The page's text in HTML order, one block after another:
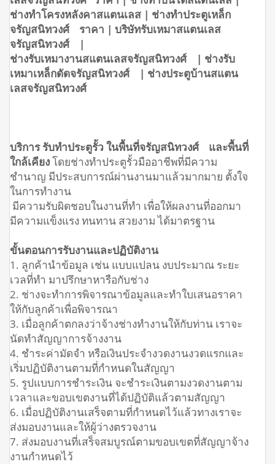
ช่างทำโครงหลังคาสแตนเลส | ช่างทำประตูเหล็ก
จรัญสนิทวงศ์ ราคา | บริษัทรับเหมาสแตนเลส
จรัญสนิทวงศ์ |
ช่างรับเหมางานสแตนเลสจรัญสนิทวงศ์ | ช่างรับ
เหมาเหล็กดัดจรัญสนิทวงศ์ | ช่างประตูบ้านสแตน
เลสจรัญสนิทวงศ์
บริการ รับทำประตูรั้ว ในพื้นที่จรัญสนิทวงศ์ และพื้นที่
ใกล้เคียงโดยช่างทำประตูรั้วมืออาชีพที่มีความ
ชำนาญ มีประสบการณ์ผ่านงานมาแล้วมากมาย ตั้งใจ
ในการทำงาน
มีความรับผิดชอบในงานที่ทำ เพื่อให้ผลงานที่ออกมา
มีความแข็งแรง ทนทาน สวยงาม ได้มาตรฐาน
ขั้นตอนการรับงานและปฏิบัติงาน
1. ลูกค้านำข้อมูล เช่น แบบแปลน งบประมาณ ระยะ
เวลที่ทำ มาปรึกษาหารือกับช่าง
2. ช่างจะทำการพิจารณาข้อมูลและทำใบเสนอราคา
ให้กับลูกค้าเพื่อพิจารณา
3. เมื่อลูกค้าตกลงว่าจ้างช่างทำงานให้กับท่าน เราจะ
นัดทำสัญญาการจ้างงาน
4. ชำระค่ามัดจำ หรือเงินประจำงวดงานงวดแรกและ
เริ่มปฏิบัติงานตามที่กำหนดในสัญญา
5. รูปแบบการชำระเงิน จะชำระเงินตามงวดงานตาม
เวลาและขอบเขตงานที่ได้ปฏิบัติแล้วตามสัญญา
6. เมื่อปฏิบัติงานเสร็จตามที่กำหนดไว้แล้วทางเราจะ
ส่งมอบงานและให้ผู้ว่างตรวจงาน
7. ส่งมอบงานที่เสร็จสมบูรณ์ตามขอบเขตที่สัญญาจ้าง
งานกำหนดไว้